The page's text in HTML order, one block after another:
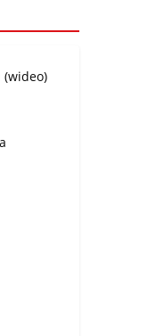
(wideo)